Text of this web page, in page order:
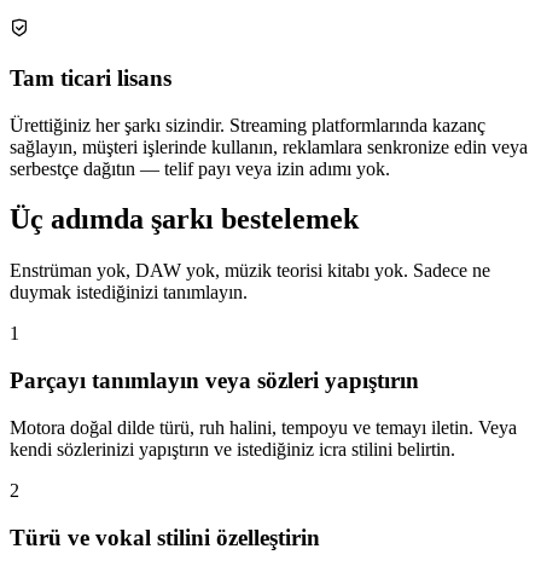
Tam ticari lisans
Ürettiğiniz her şarkı sizindir. Streaming platformlarında kazanç
sağlayın, müşteri işlerinde kullanın, reklamlara senkronize edin veya
serbestçe dağıtın — telif payı veya izin adımı yok.
Üç adımda şarkı bestelemek
Enstrüman yok, DAW yok, müzik teorisi kitabı yok. Sadece ne
duymak istediğinizi tanımlayın.
1
Parçayı tanımlayın veya sözleri yapıştırın
Motora doğal dilde türü, ruh halini, tempoyu ve temayı iletin. Veya
kendi sözlerinizi yapıştırın ve istediğiniz icra stilini belirtin.
2
Türü ve vokal stilini özelleştirin